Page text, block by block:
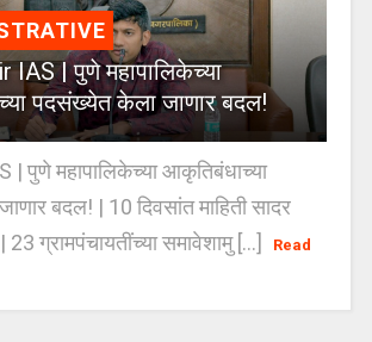
IAS | पुणे महापालिकेच्या
पदसंख्येत केला जाणार बदल!
| पुणे महापालिकेच्या आकृतिबंधाच्या
बदल! | 10 दिवसांत माहिती सादर
ग्रामपंचायतींच्या समावेशामु [...]
Read